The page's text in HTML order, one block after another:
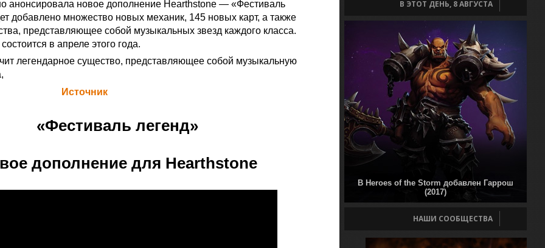
анонсировала новое дополнение Hearthstone — «Фестиваль
добавлено множество новых механик, 145 новых карт, а также
представляющее собой музыкальных звезд каждого класса.
в апреле этого года.
легендарное существо, представляющее собой музыкальную
Источник
«Фестиваль легенд»
дополнение для Hearthstone
В ЭТОТ ДЕНЬ, 8 АВГУСТА
В Heroes of the Storm добавлен Гаррош
(2017)
НАШИ СООБЩЕСТВА